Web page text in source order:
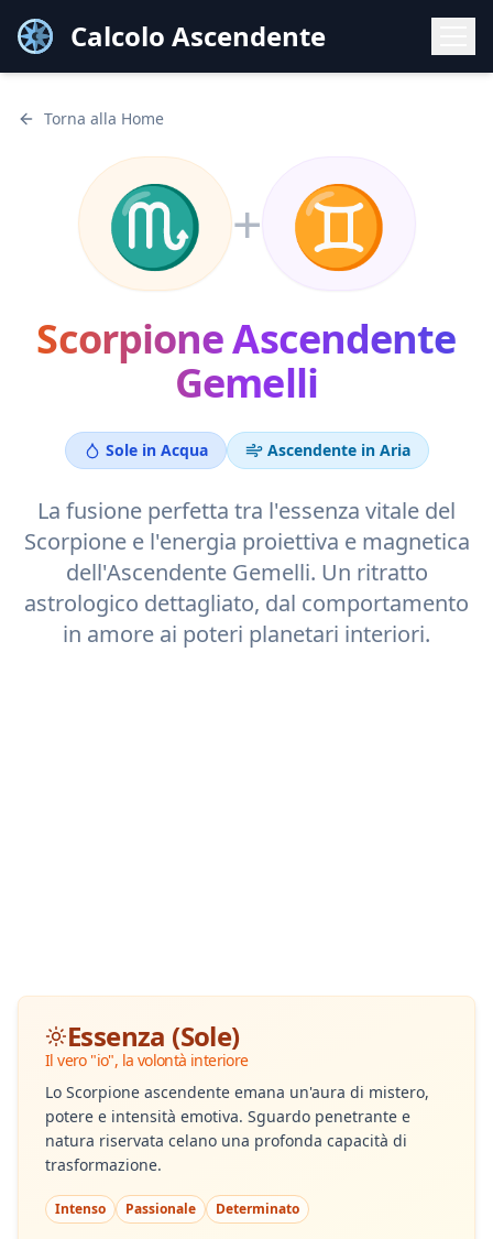
Calcolo Ascendente
Torna alla Home
♏ + ♊
ScorpioneAscendente
Gemelli
Sole in Acqua Ascendente in Aria
La fusione perfetta tra l'essenza vitale del
Scorpionee l'energia proiettiva e magnetica
dell'Ascendente Gemelli. Un ritratto
astrologico dettagliato, dal comportamento
in amore ai poteri planetari interiori.
Essenza (Sole)
Il vero "io", la volontà interiore
Lo Scorpione ascendente emana un'aura di mistero,
potere e intensità emotiva. Sguardo penetrante e
natura riservata celano una profonda capacità di
trasformazione.
Intenso Passionale Determinato